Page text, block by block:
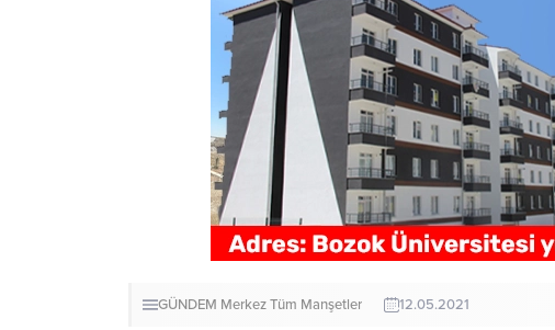
GÜNDEM MerkezTüm Manşetler 12.05.2021